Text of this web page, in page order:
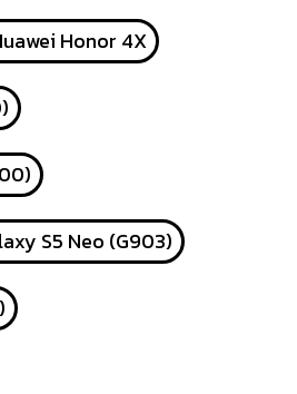
Honor 4X
S5 Neo (G903)